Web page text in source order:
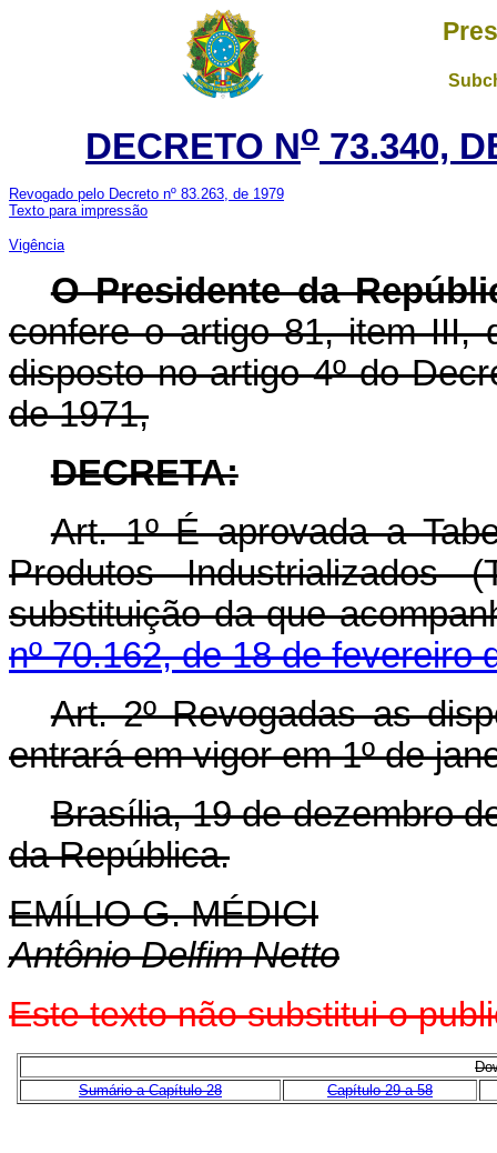
DECRETO No 73.340,
Revogado pelo Decreto nº 83.263, de 1979
Texto para impressão
Vigência
O Presidente da
confere o artigo 81, item III,
disposto no artigo 4º do
de 1971,
DECRETA:
Art. 1º É aprovada a
Produtos
substituição da que
nº 70.162, de 18 de fevereiro
Art. 2º Revogadas as
entrará em vigor em 1º de
Brasília, 19 de dezembro
da República.
EMÍLIO G. MÉDICI
Antônio Delfim Netto
Este texto não substitui o
Sumário a Capítulo 28
Capítulo 29 a 58